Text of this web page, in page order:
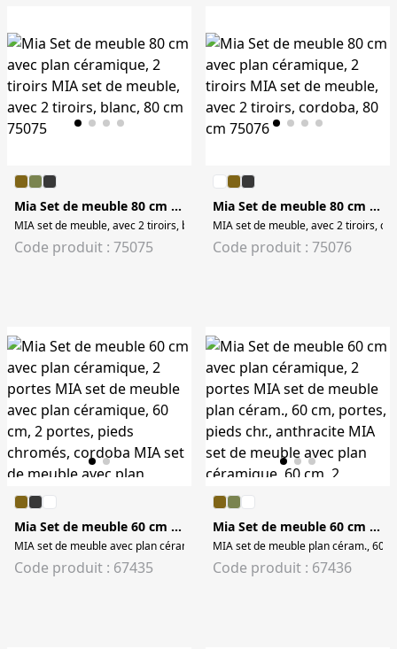
Mia Set de meuble 80 cm avec plan céramique, 2 tiroirs
MIA set de meuble, avec 2 tiroirs, blanc, 80 cm
Code produit : 75075
Mia Set de meuble 80 cm avec plan céramique, 2 tiroirs
MIA set de meuble, avec 2 tiroirs,
Code produit : 75076
Mia Set de meuble 60 cm avec plan céramique, 2 portes
MIA set de meuble avec plan céramique, 60 cm, 2 portes, pieds chromés,
Code produit : 67435
Mia Set de meuble 60 cm avec plan céramique, 2 portes
MIA set de meuble plan céram., 60
Code produit : 67436